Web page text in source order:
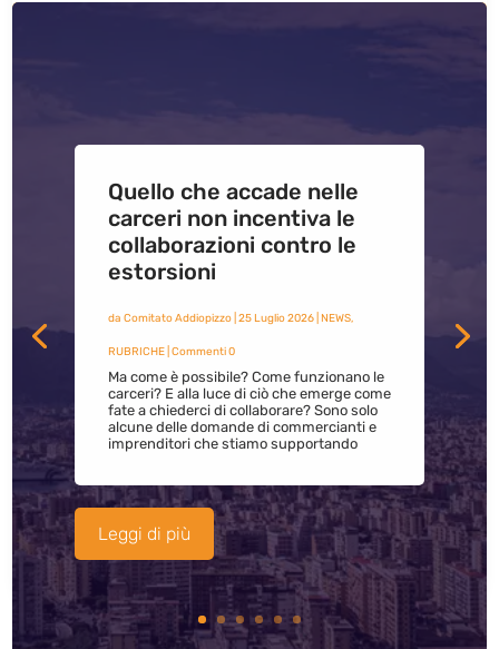
Quello che accade nelle
carceri non incentiva le
collaborazioni contro le
estorsioni
da Comitato Addiopizzo| 25 Luglio 2026| NEWS,
RUBRICHE| Commenti 0
Ma come è possibile? Come funzionano le
carceri? E alla luce di ciò che emerge come
fate a chiederci di collaborare? Sono solo
alcune delle domande di commercianti e
imprenditori che stiamo supportando
Leggi di più